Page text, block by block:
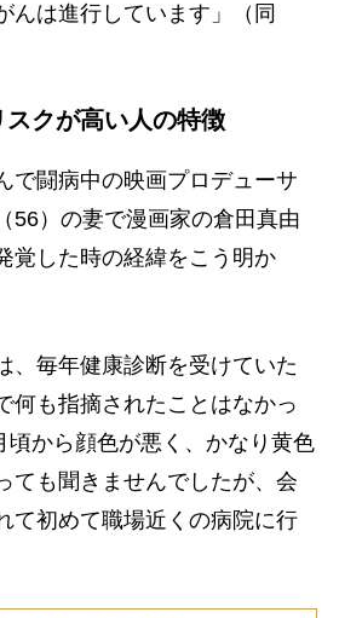
んは進行しています」（同
クが高い人の特徴
闘病中の映画プロデューサ
56）の妻で漫画家の倉田真由
覚した時の経緯をこう明か
、毎年健康診断を受けていた
何も指摘されたことはなかっ
頃から顔色が悪く、かなり黄色
ても聞きませんでしたが、会
て初めて職場近くの病院に行